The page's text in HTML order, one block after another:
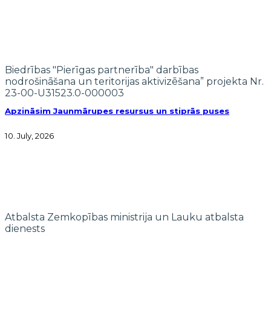
Apzināsim Jaunmārupes resursus un stiprās puses
10. July, 2026
Biedrības "Pierīgas partnerība" darbības
nodrošināšana un teritorijas aktivizēšana” projekta Nr.
23-00-U31523.0-000003
Atbalsta Zemkopības ministrija un Lauku atbalsta
dienests